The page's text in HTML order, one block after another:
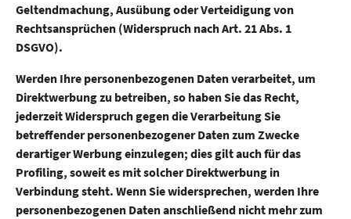
Geltendmachung, Ausübung oder Verteidigung von
Rechtsansprüchen (Widerspruch nach Art. 21 Abs. 1
DSGVO).
Werden Ihre personenbezogenen Daten verarbeitet, um
Direktwerbung zu betreiben, so haben Sie das Recht,
jederzeit Widerspruch gegen die Verarbeitung Sie
betreffender personenbezogener Daten zum Zwecke
derartiger Werbung einzulegen; dies gilt auch für das
Profiling, soweit es mit solcher Direktwerbung in
Verbindung steht. Wenn Sie widersprechen, werden Ihre
personenbezogenen Daten anschließend nicht mehr zum